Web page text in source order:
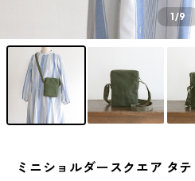
1/9
ミニショルダースクエア タ